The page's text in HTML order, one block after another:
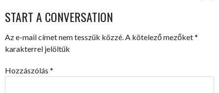
NAVIGATION
START A CONVERSATION
Az e-mail címet nem tesszük közzé.A kötelező mezőket*
karakterrel jelöltük
Hozzászólás *